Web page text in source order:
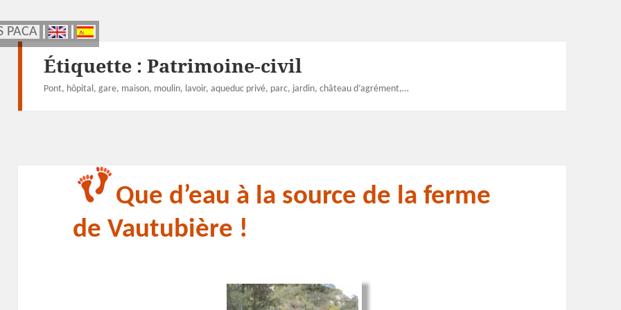
PACA
PACA
Étiquette :Patrimoine‑civil
Pont, hôpital, gare, maison, moulin, lavoir, aqueduc privé, parc, jardin, château d’agrément,…
Que d’eau à la source de la ferme
de Vautubière !